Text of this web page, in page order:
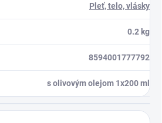
Pleť, telo, vlásky
0.2 kg
8594001777792
s olivovým olejom 1x200 ml